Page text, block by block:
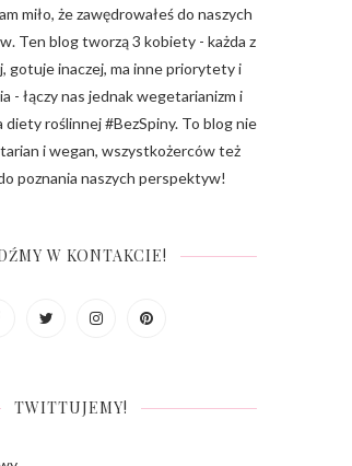
miło, że zawędrowałeś do naszych
Ten blog tworzą 3 kobiety - każda z
gotuje inaczej, ma inne priorytety i
- łączy nas jednak wegetarianizm i
diety roślinnej #BezSpiny. To blog nie
i wegan, wszystkożerców też
poznania naszych perspektyw!
W KONTAKCIE!
TWITTUJEMY!